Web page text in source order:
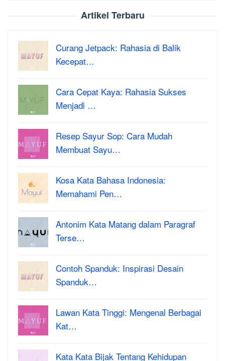
Artikel Terbaru
Curang Jetpack: Rahasia di Balik
Kecepat…
Cara Cepat Kaya: Rahasia Sukses
Menjadi …
Resep Sayur Sop: Cara Mudah
Membuat Sayu…
Kosa Kata Bahasa Indonesia:
Memahami Pen…
Antonim Kata Matang dalam Paragraf
Terse…
Contoh Spanduk: Inspirasi Desain
Spanduk…
Lawan Kata Tinggi: Mengenal Berbagai
Kat…
Kata Kata Bijak Tentang Kehidupan